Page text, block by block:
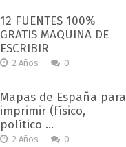
12 FUENTES 100%
GRATIS MAQUINA DE
ESCRIBIR
2 Años 0
Mapas de España para
imprimir (físico,
político …
2 Años 0